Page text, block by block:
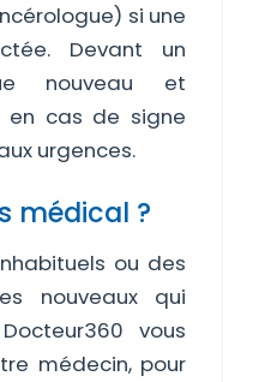
si une
Devant un
nouveau et
en cas de signe
urgences.
médical ?
ou des
nouveaux qui
vous
médecin, pour